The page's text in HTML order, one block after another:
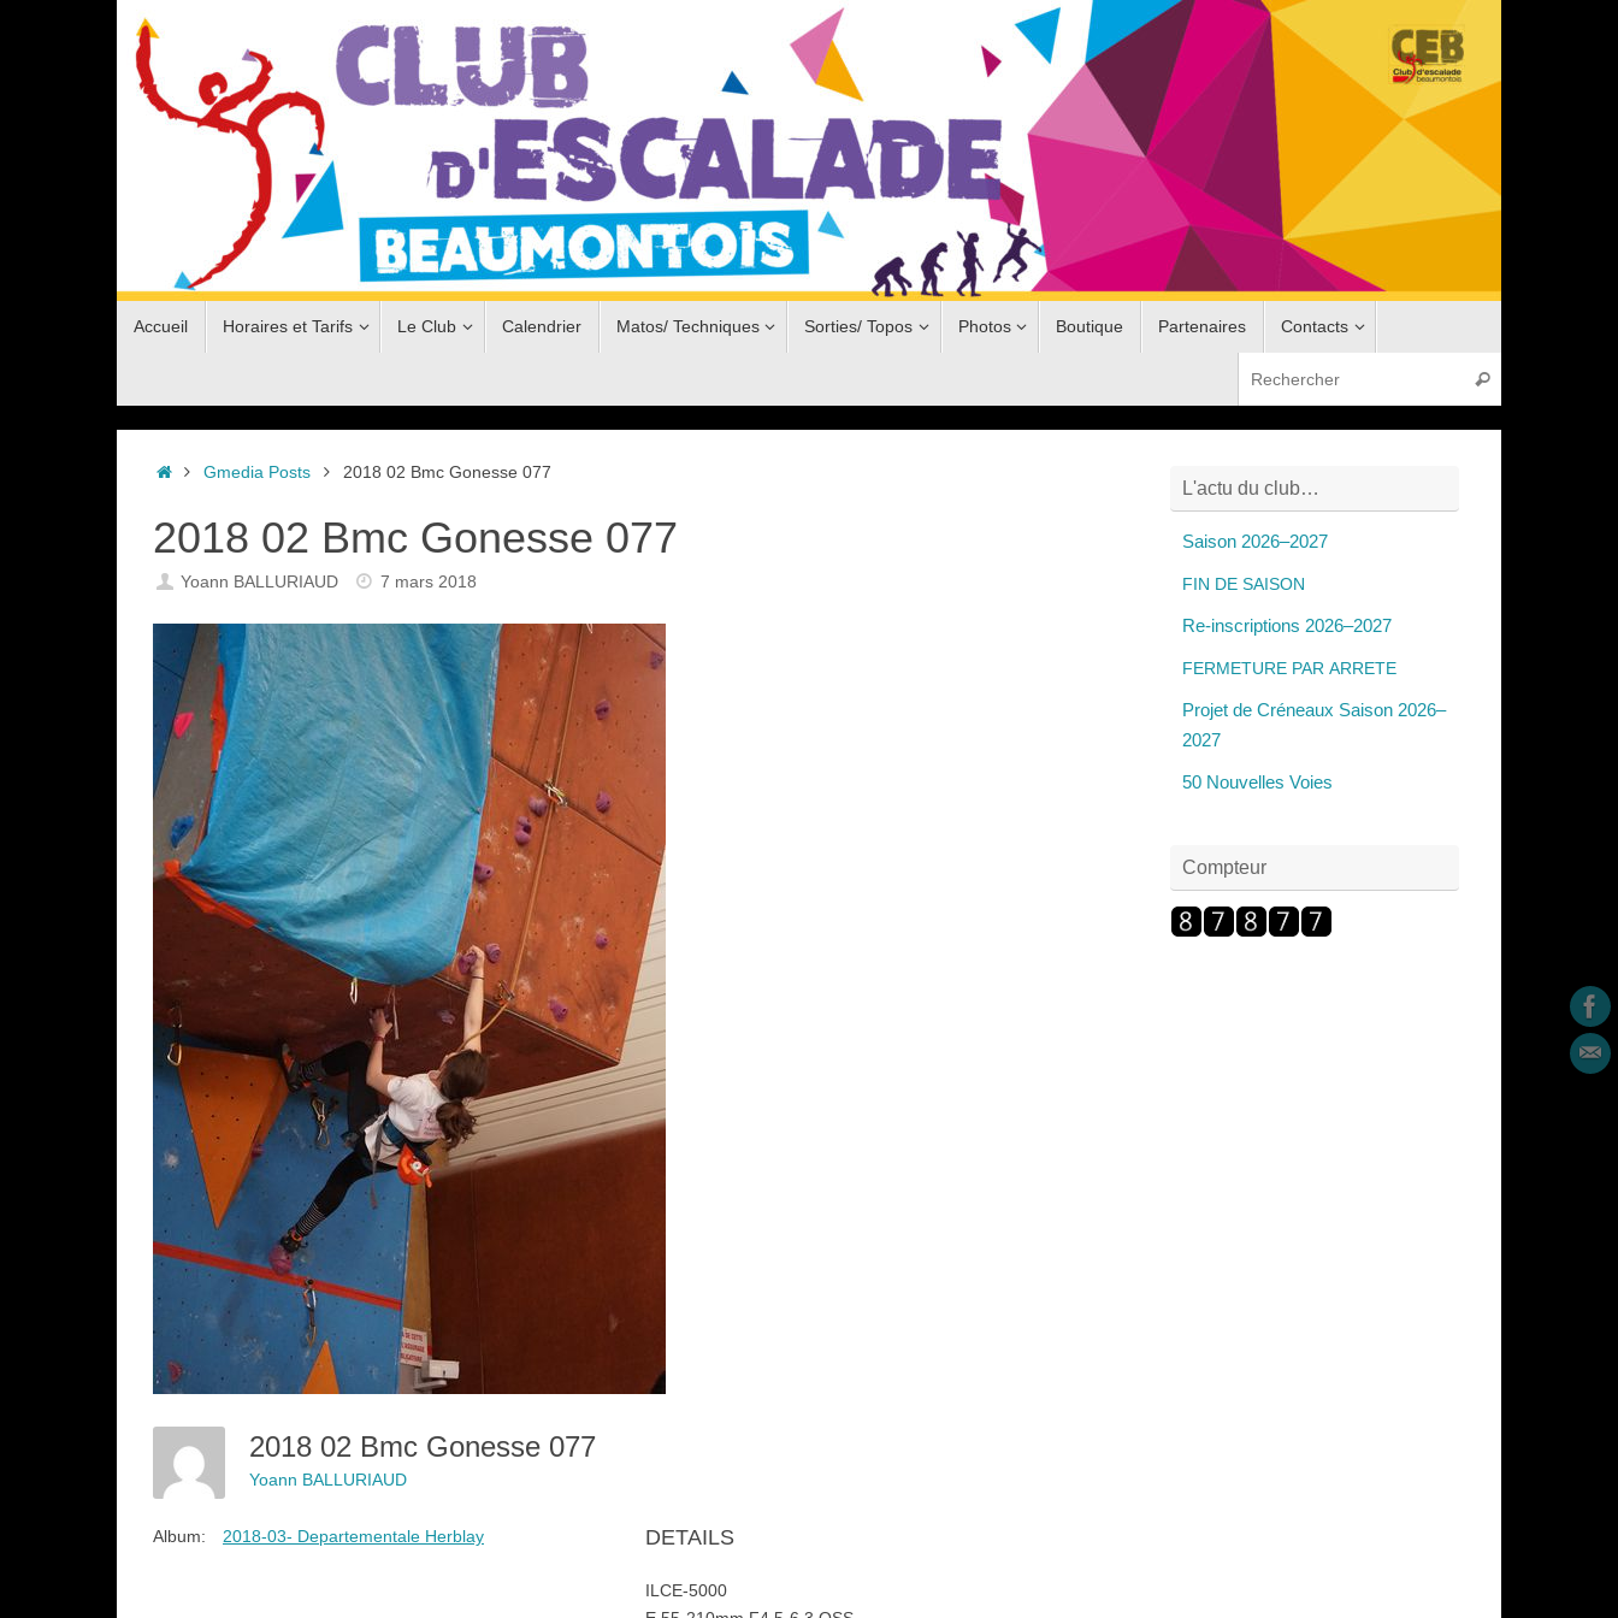
au
Accueil Horaires et Tarifs Le Club Calendrier Matos/ Techniques Sorties/ Topos Photos Boutique Partenaires Contacts
Rechercher
Accueil
Gmedia Posts 2018 02 Bmc Gonesse 077
2018 02 Bmc Gonesse 077
Yoann BALLURIAUD 7 mars 2018
2018 02 Bmc Gonesse 077
Yoann BALLURIAUD
Album: 2018-03- Departementale Herblay DETAILS
ILCE-5000
L'actu du club…
Saison 2026–2027
FIN DE SAISON
Re-inscriptions 2026–2027
FERMETURE PAR ARRETE
Projet de Créneaux Saison 2026–
2027
50 Nouvelles Voies
Compteur